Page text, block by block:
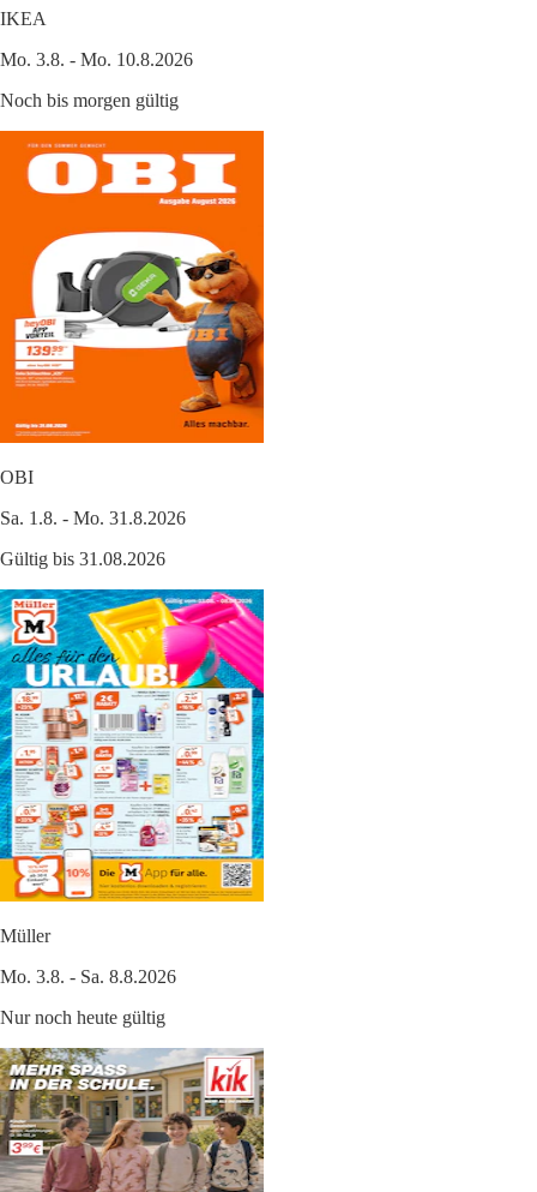
IKEA
Mo. 3.8. - Mo. 10.8.2026
Noch bis morgen gültig
OBI
Sa. 1.8. - Mo. 31.8.2026
Gültig bis 31.08.2026
Müller
Mo. 3.8. - Sa. 8.8.2026
Nur noch heute gültig